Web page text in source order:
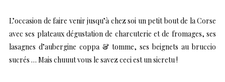
L’occasion de faire venir jusqu’à chez soi un petit bout de la Corse
avec ses plateaux dégustation de charcuterie et de fromages, ses
lasagnes d’aubergine coppa & tomme, ses beignets au bruccio
sucrés … Mais chuuut vous le savez ceci est un sicretu !